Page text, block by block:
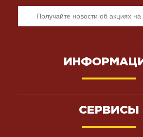
СЕРВИСЫ